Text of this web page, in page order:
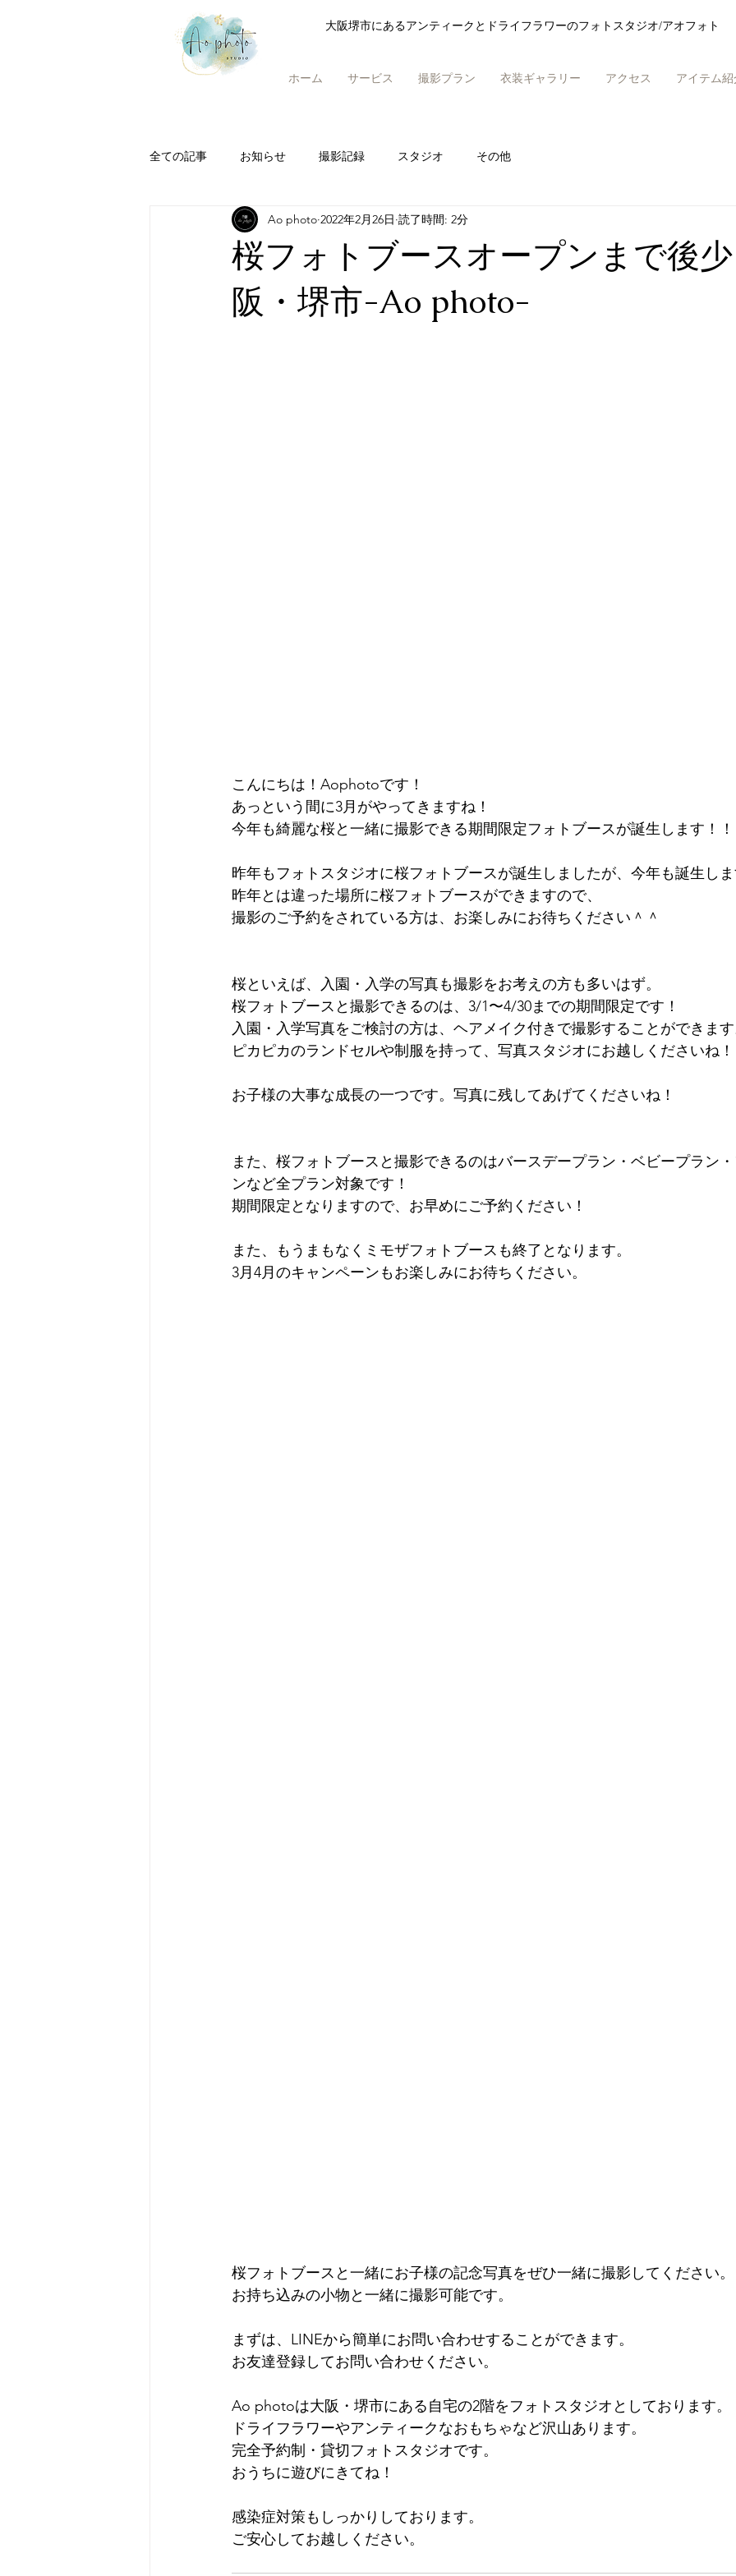
大阪堺市にあるアンティークとドライフラワーのフォトスタジオ/アオフォト
ホーム サービス 撮影プラン 衣装ギャラリー アクセス アイテム紹
全ての記事 お知らせ 撮影記録 スタジオ その他
桜フォトブースオープンまで後
阪・堺市-Ao photo-
Ao photo 2022年2月26日 読了時間: 2分
こんにちは！Aophotoです！
あっという間に3月がやってきますね！
今年も綺麗な桜と一緒に撮影できる期間限定フォトブースが誕生します！！
昨年もフォトスタジオに桜フォトブースが誕生しましたが、今年も誕生し
昨年とは違った場所に桜フォトブースができますので、
撮影のご予約をされている方は、お楽しみにお待ちください＾＾
桜といえば、入園・入学の写真も撮影をお考えの方も多いはず。
桜フォトブースと撮影できるのは、3/1〜4/30までの期間限定です！
入園・入学写真をご検討の方は、ヘアメイク付きで撮影することができま
ピカピカのランドセルや制服を持って、写真スタジオにお越しくださいね！
お子様の大事な成長の一つです。写真に残してあげてくださいね！
また、桜フォトブースと撮影できるのはバースデープラン・ベビープラン
ンなど全プラン対象です！
期間限定となりますので、お早めにご予約ください！
また、もうまもなくミモザフォトブースも終了となります。
3月4月のキャンペーンもお楽しみにお待ちください。
桜フォトブースと一緒にお子様の記念写真をぜひ一緒に撮影してください。
お持ち込みの小物と一緒に撮影可能です。
まずは、LINEから簡単にお問い合わせすることができます。
お友達登録してお問い合わせください。
Ao photoは大阪・堺市にある自宅の2階をフォトスタジオとしております。
ドライフラワーやアンティークなおもちゃなど沢山あります。
完全予約制・貸切フォトスタジオです。
おうちに遊びにきてね！
感染症対策もしっかりしております。
ご安心してお越しください。